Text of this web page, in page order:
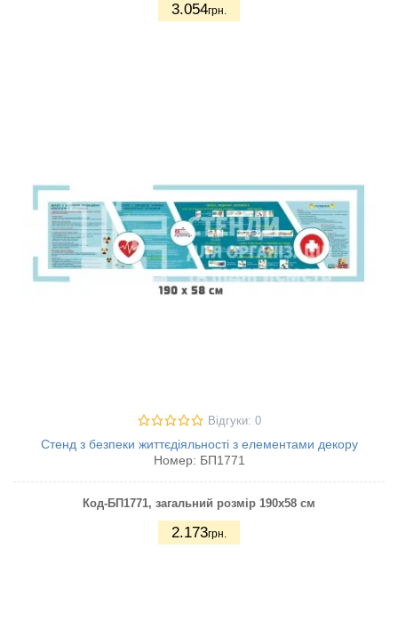
3.054грн.
Відгуки: 0
Стенд з безпеки життєдіяльності з елементами декору
Номер: БП1771
Код-БП1771, загальний розмір 190х58 см
2.173грн.